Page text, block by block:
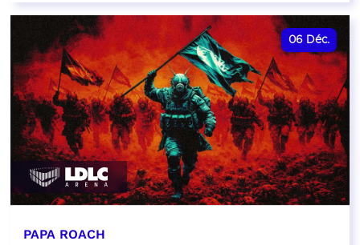
06 Déc.
PAPA ROACH